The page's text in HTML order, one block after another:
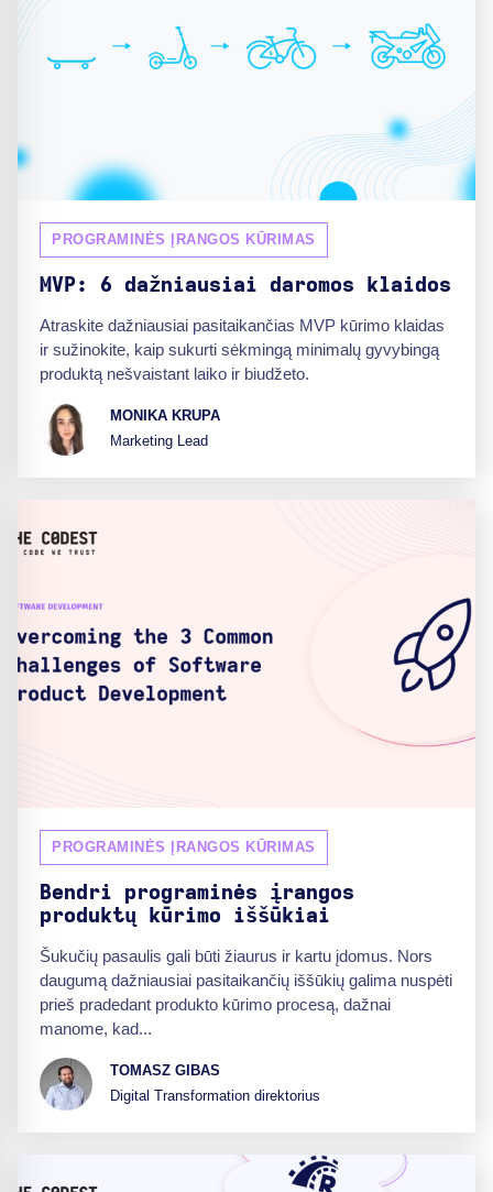
PROGRAMINĖS ĮRANGOS KŪRIMAS
MVP: 6 dažniausiai daromos klaidos
Atraskite dažniausiai pasitaikančias MVP kūrimo klaidas
ir sužinokite, kaip sukurti sėkmingą minimalų gyvybingą
produktą nešvaistant laiko ir biudžeto.
MONIKA KRUPA
Marketing Lead
PROGRAMINĖS ĮRANGOS KŪRIMAS
Bendri programinės įrangos
produktų kūrimo iššūkiai
Šukučių pasaulis gali būti žiaurus ir kartu įdomus. Nors
daugumą dažniausiai pasitaikančių iššūkių galima nuspėti
prieš pradedant produkto kūrimo procesą, dažnai
manome, kad...
TOMASZ GIBAS
Digital Transformation direktorius